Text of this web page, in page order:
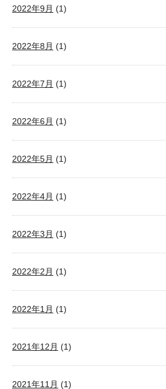
2022年9月 (1)
2022年8月 (1)
2022年7月 (1)
2022年6月 (1)
2022年5月 (1)
2022年4月 (1)
2022年3月 (1)
2022年2月 (1)
2022年1月 (1)
2021年12月 (1)
2021年11月 (1)